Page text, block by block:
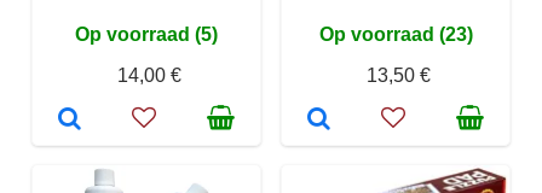
Op voorraad (5)
14,00 €
Op voorraad (23)
13,50 €